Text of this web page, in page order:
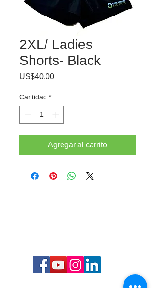
2XL/ Ladies
Shorts- Black
US$40.00Precio
Cantidad *
Agregar al carrito